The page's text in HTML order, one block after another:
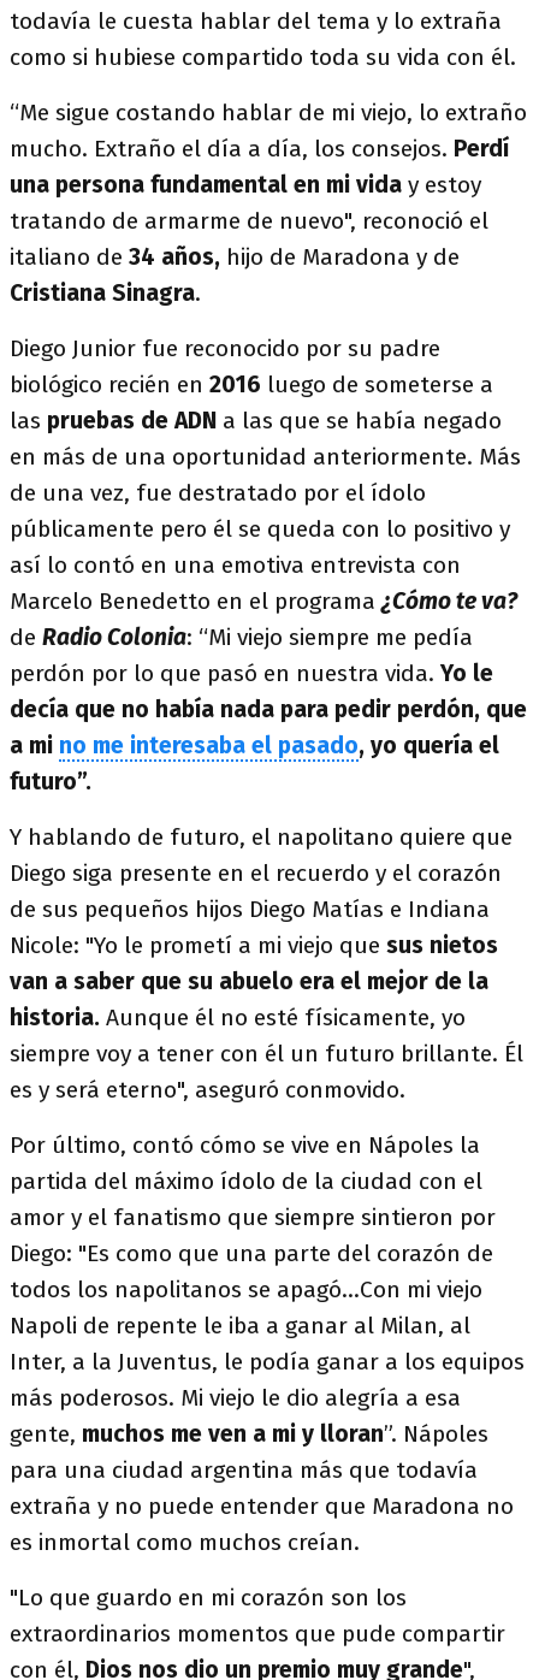
todavía le cuesta hablar del tema y lo extraña
como si hubiese compartido toda su vida con él.
“Me sigue costando hablar de mi viejo, lo extraño
mucho. Extraño el día a día, los consejos. Perdí
una persona fundamental en mi vida y estoy
tratando de armarme de nuevo", reconoció el
italiano de 34 años, hijo de Maradona y de
Cristiana Sinagra.
Diego Junior fue reconocido por su padre
biológico recién en 2016 luego de someterse a
las pruebas de ADN a las que se había negado
en más de una oportunidad anteriormente. Más
de una vez, fue destratado por el ídolo
públicamente pero él se queda con lo positivo y
así lo contó en una emotiva entrevista con
Marcelo Benedetto en el programa¿Cómo te va?
de Radio Colonia: “Mi viejo siempre me pedía
perdón por lo que pasó en nuestra vida. Yo le
decía que no había nada para pedir perdón, que
a mi no me interesaba el pasado, yo quería el
futuro”.
Y hablando de futuro, el napolitano quiere que
Diego siga presente en el recuerdo y el corazón
de sus pequeños hijos Diego Matías e Indiana
Nicole: "Yo le prometí a mi viejo que sus nietos
van a saber que su abuelo era el mejor de la
historia. Aunque él no esté físicamente, yo
siempre voy a tener con él un futuro brillante. Él
es y será eterno", aseguró conmovido.
Por último, contó cómo se vive en Nápoles la
partida del máximo ídolo de la ciudad con el
amor y el fanatismo que siempre sintieron por
Diego: "Es como que una parte del corazón de
todos los napolitanos se apagó...Con mi viejo
Napoli de repente le iba a ganar al Milan, al
Inter, a la Juventus, le podía ganar a los equipos
más poderosos. Mi viejo le dio alegría a esa
gente, muchos me ven a mi y lloran”. Nápoles
para una ciudad argentina más que todavía
extraña y no puede entender que Maradona no
es inmortal como muchos creían.
"Lo que guardo en mi corazón son los
extraordinarios momentos que pude compartir
con él, Dios nos dio un premio muy grande",